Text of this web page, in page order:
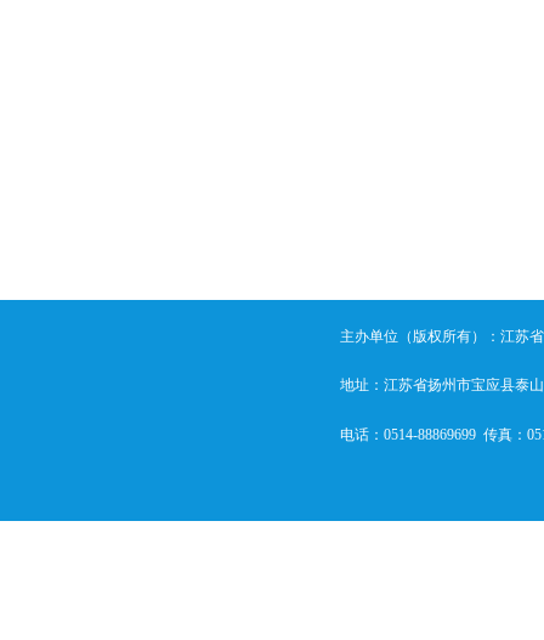
主办单位（版权所有）：江
电话： 0514-88869699
  传真：
地址：江苏省扬州市宝应县泰